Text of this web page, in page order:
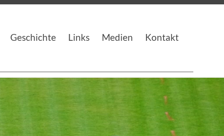
Geschichte Links Medien Kontakt